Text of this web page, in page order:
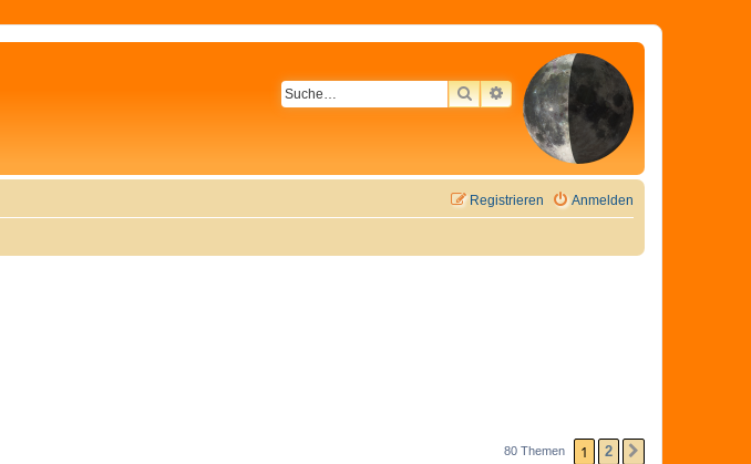
SUCHEERWEITERTE SUCHE
Anmelden
Registrieren
80 Themen 1 2